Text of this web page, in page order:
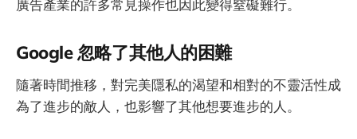
廣告產業的許多常見操作也因此變得窒礙難行。
Google 忽略了其他人的困難
隨著時間推移，對完美隱私的渴望和相對的不靈活性成
為了進步的敵人，也影響了其他想要進步的人。